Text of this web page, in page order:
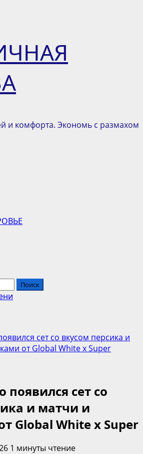
и комфорта. Экономь с размахом
сет со вкусом персика и
от Global White x Super
появился сет со
и матчи и
Global White x Super
1 минуты чтение